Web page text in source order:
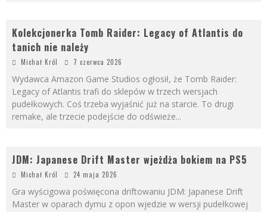
Kolekcjonerka Tomb Raider: Legacy of Atlantis do
tanich nie należy
Michał Król 7 czerwca 2026
Wydawca Amazon Game Studios ogłosił, że Tomb Raider:
Legacy of Atlantis trafi do sklepów w trzech wersjach
pudełkowych. Coś trzeba wyjaśnić już na starcie. To drugi
remake, ale trzecie podejście do odświeże...
JDM: Japanese Drift Master wjeżdża bokiem na PS5
Michał Król 24 maja 2026
Gra wyścigowa poświęcona driftowaniu JDM: Japanese Drift
Master w oparach dymu z opon wjedzie w wersji pudełkowej